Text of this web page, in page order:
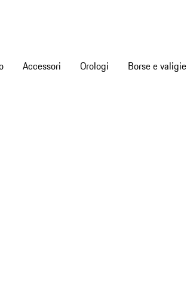
Accessori Orologi Borse e valigie